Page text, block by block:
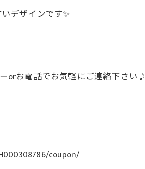
デザインです✨
orお電話でお気軽にご連絡下さい♪
coupon/